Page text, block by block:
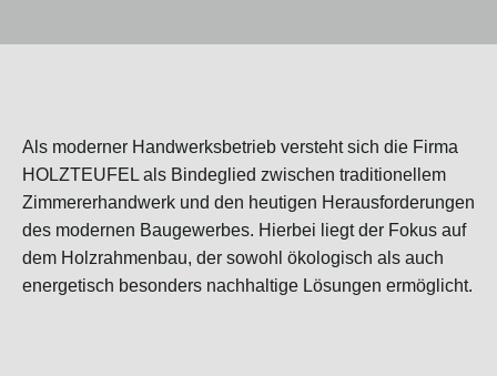
Als moderner Handwerksbetrieb versteht sich die Firma
HOLZTEUFEL als Bindeglied zwischen traditionellem
Zimmererhandwerk und den heutigen Herausforderungen
des modernen Baugewerbes. Hierbei liegt der Fokus auf
dem Holzrahmenbau, der sowohl ökologisch als auch
energetisch besonders nachhaltige Lösungen ermöglicht.